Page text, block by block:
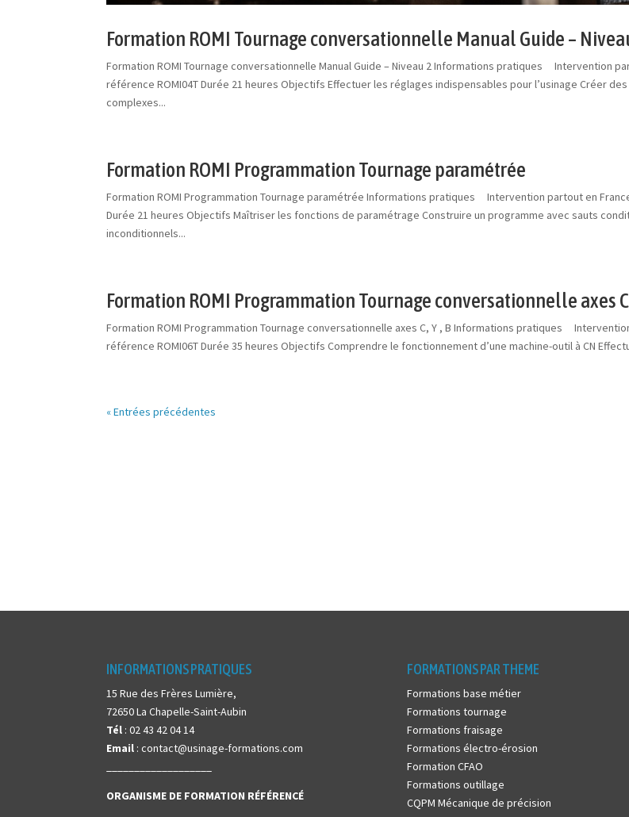
Formation ROMI Tournage conversationnelle Manual Guide –
Formation ROMI Tournage conversationnelle Manual Guide – Niveau 2 Informations pratiques Intervention
référence ROMI04T Durée 21 heures Objectifs Effectuer les réglages indispensables pour l’usinage Créer
complexes...
Formation ROMI Programmation Tournage paramétrée
Formation ROMI Programmation Tournage paramétrée Informations pratiques Intervention partout en
Durée 21 heures Objectifs Maîtriser les fonctions de paramétrage Construire un programme avec sauts
inconditionnels...
Formation ROMI Programmation Tournage conversationnelle axes C,
Formation ROMI Programmation Tournage conversationnelle axes C, Y , B Informations pratiques
référence ROMI06T Durée 35 heures Objectifs Comprendre le fonctionnement d’une machine-outil à CN
« Entrées précédentes
INFORMATIONS PRATIQUES
15 Rue des Frères Lumière,
72650 La Chapelle-Saint-Aubin
Tél : 02 43 42 04 14
Email : contact@usinage-formations.com
ORGANISME DE FORMATION RÉFÉRENCÉ
FORMATIONS PAR THEME
Formations base métier
Formations tournage
Formations fraisage
Formations électro-érosion
Formation CFAO
Formations outillage
CQPM Mécanique de précision